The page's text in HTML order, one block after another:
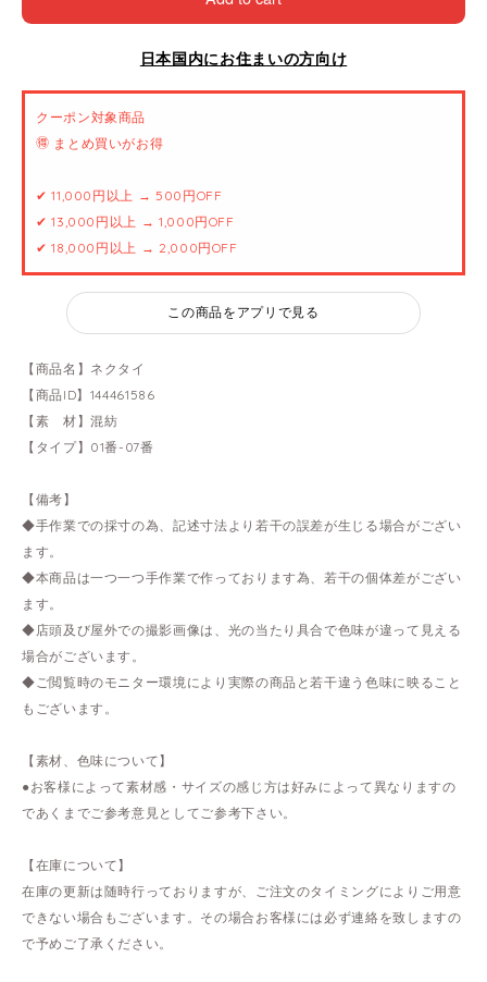
日本国内にお住まいの方向け
クーポン対象商品
🉐 まとめ買いがお得
✔ 11,000円以上 → 500円OFF
✔ 13,000円以上 → 1,000円OFF
✔ 18,000円以上 → 2,000円OFF
この商品をアプリで見る
【商品名】ネクタイ
【商品ID】144461586
【素 材】混紡
【タイプ】01番-07番
【備考】
◆手作業での採寸の為、記述寸法より若干の誤差が生じる場合がござい
ます。
◆本商品は一つ一つ手作業で作っております為、若干の個体差がござい
ます。
◆店頭及び屋外での撮影画像は、光の当たり具合で色味が違って見える
場合がございます。
◆ご閲覧時のモニター環境により実際の商品と若干違う色味に映ること
もございます。
【素材、色味について】
●お客様によって素材感・サイズの感じ方は好みによって異なりますの
であくまでご参考意見としてご参考下さい。
【在庫について】
在庫の更新は随時行っておりますが、ご注文のタイミングによりご用意
できない場合もございます。その場合お客様には必ず連絡を致しますの
で予めご了承ください。